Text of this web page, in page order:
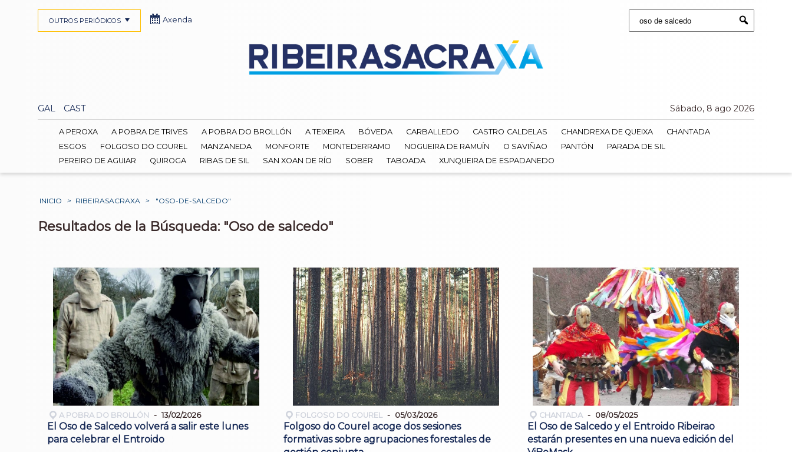
Submit
GAL CAST Sábado, 8 ago 2026
OUTROS PERIÓDICOS Axenda
A PEROXA A POBRA DE TRIVES A POBRA DO BROLLÓN A TEIXEIRA BÓVEDA CARBALLEDO CASTRO CALDELAS CHANDREXA DE QUEIXA
CHANTADA
ESGOS
FOLGOSO DO COUREL MANZANEDA MONFORTE MONTEDERRAMO NOGUEIRA DE RAMUÍN O SAVIÑAO PANTÓN
PARADA DE SIL
PEREIRO DE AGUIAR
QUIROGA RIBAS DE SIL SAN XOAN DE RÍO SOBER TABOADA XUNQUEIRA DE ESPADANEDO
INICIO > RIBEIRASACRAXA > "OSO-DE-SALCEDO"
Resultados de la Búsqueda: "Oso de salcedo"
A POBRA DO BROLLÓN 13/02/2026
El Oso de Salcedo volverá a salir este lunes
para celebrar el Entroido
FOLGOSO DO COUREL 05/03/2026
Folgoso do Courel acoge dos sesiones
formativas sobre agrupaciones forestales de
CHANTADA 08/05/2025
El Oso de Salcedo y el Entroido Ribeirao
estarán presentes en una nueva edición del